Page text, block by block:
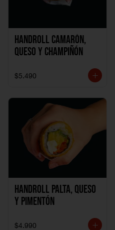
Handroll Camarón,
Queso y Champiñón
$5.490
Handroll Palta, Queso
y Pimentón
$4.990